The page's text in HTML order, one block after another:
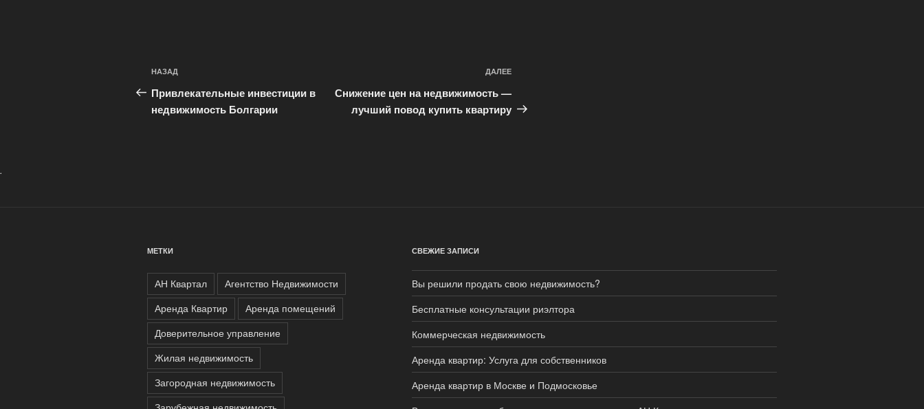
Навигация
по
записям
Предыдущая
запись:
НАЗАД
Привлекательные инвестиции в
недвижимость Болгарии
ДАЛЕЕ
Снижение цен на недвижимость —
лучший повод купить квартиру
.
МЕТКИ
АН Квартал
Агентство Недвижимости
Аренда Квартир
Аренда помещений
Доверительное управление
Жилая недвижимость
Загородная недвижимость
СВЕЖИЕ ЗАПИСИ
Вы решили продать свою недвижимость?
Бесплатные консультации риэлтора
Коммерческая недвижимость
Аренда квартир: Услуга для собственников
Аренда квартир в Москве и Подмосковье